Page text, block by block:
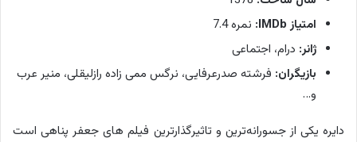
امتیاز IMDb:
نمره 7.4
ژانر: درام، اجتماعی
بازیگران: فرشته صدرعرفایی، نرگس ممی زاده رازلیقلی، منير عرب
و…
دایره یکی از جسورانه‌ترین و تاثیرگذارترین فیلم های جعفر پناهی است